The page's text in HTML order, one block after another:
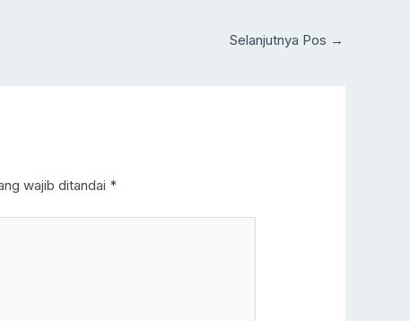
Selanjutnya Pos →
wajib ditandai *